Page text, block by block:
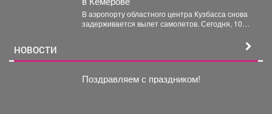
В аэропорту областного центра Кузбасса снова
задерживается вылет самолетов. Сегодня, 10
НОВОСТИ
Поздравляем с праздником!